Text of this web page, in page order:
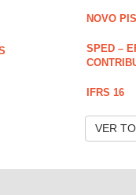
NOVO
SPED –
IFRS 16
VER